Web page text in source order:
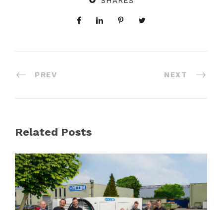
PREV NEXT
Related Posts